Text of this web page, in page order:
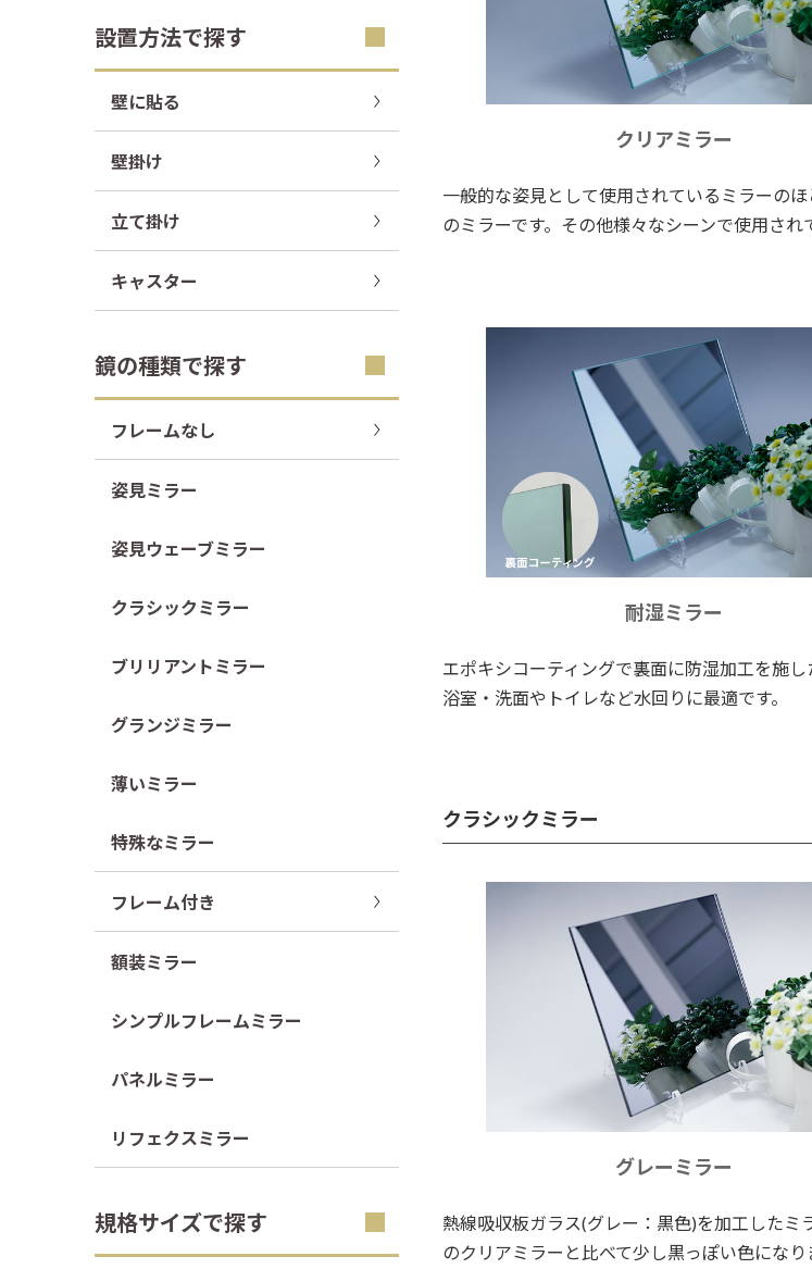
クリアミラー
一般的な姿見として使用されているミラーのほ
のミラーです。その他様々なシーンで使用され
耐湿ミラー
エポキシコーティングで裏面に防湿加工を施し
浴室・洗面やトイレなど水回りに最適です。
クラシックミラー
グレーミラー
熱線吸収板ガラス(グレー：黒色)を加工したミ
のクリアミラーと比べて少し黒っぽい色になり
設置方法で探す
壁に貼る
壁掛け
立て掛け
キャスター
鏡の種類で探す
フレームなし
姿見ミラー
姿見ウェーブミラー
クラシックミラー
ブリリアントミラー
グランジミラー
薄いミラー
特殊なミラー
フレーム付き
額装ミラー
シンプルフレームミラー
パネルミラー
リフェクスミラー
規格サイズで探す